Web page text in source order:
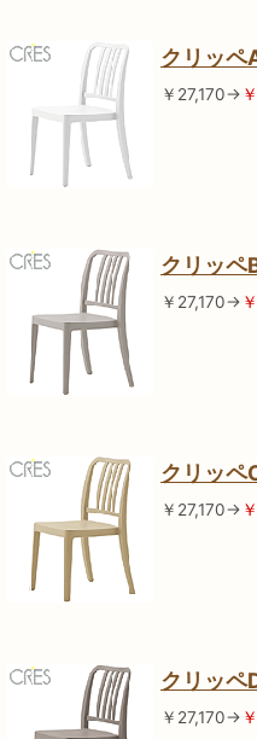
クリッ
￥27,170→
クリッ
￥27,170→
クリッ
￥27,170→
クリッ
￥27,170→